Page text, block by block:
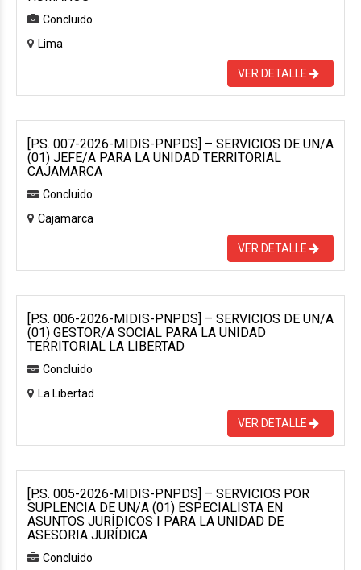
Concluido
Lima
VER DETALLE
[P.S. 007-2026-MIDIS-PNPDS] – SERVICIOS DE UN/A
(01) JEFE/A PARA LA UNIDAD TERRITORIAL
CAJAMARCA
Concluido
Cajamarca
VER DETALLE
[P.S. 006-2026-MIDIS-PNPDS] – SERVICIOS DE UN/A
(01) GESTOR/A SOCIAL PARA LA UNIDAD
TERRITORIAL LA LIBERTAD
Concluido
La Libertad
VER DETALLE
[P.S. 005-2026-MIDIS-PNPDS] – SERVICIOS POR
SUPLENCIA DE UN/A (01) ESPECIALISTA EN
ASUNTOS JURÍDICOS I PARA LA UNIDAD DE
ASESORIA JURÍDICA
Concluido